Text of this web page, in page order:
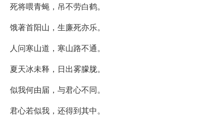
死将喂青蝇，吊不劳白鹤。
饿著首阳山，生廉死亦乐。
人问寒山道，寒山路不通。
夏天冰未释，日出雾朦胧。
似我何由届，与君心不同。
君心若似我，还得到其中。